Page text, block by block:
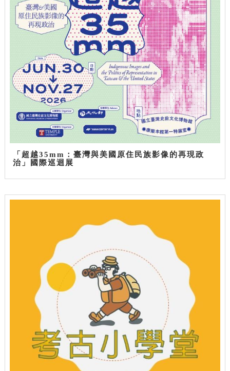
「超越35mm：臺灣與美國原住民族影像的再現政
治」國際巡迴展